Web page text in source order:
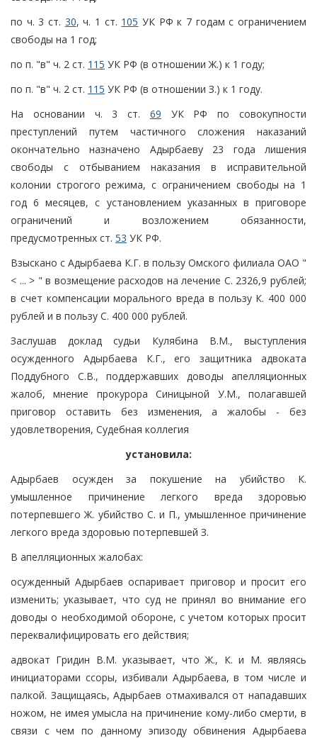
по ч. 3 ст. 30, ч. 1 ст. 105 УК РФ к 7 годам с ограничением
свободы на 1 год;
по п. "в" ч. 2 ст. 115 УК РФ (в отношении Ж.) к 1 году;
по п. "в" ч. 2 ст. 115 УК РФ (в отношении З.) к 1 году.
На основании ч. 3 ст. 69 УК РФ по совокупности
преступлений путем частичного сложения наказаний
окончательно назначено Адырбаеву 23 года лишения
свободы с отбыванием наказания в исправительной
колонии строгого режима, с ограничением свободы на 1
год 6 месяцев, с установлением указанных в приговоре
ограничений и возложением обязанности,
предусмотренных ст. 53 УК РФ.
Взыскано с Адырбаева К.Г. в пользу Омского филиала ОАО "
< ... > " в возмещение расходов на лечение С. 2326,9 рублей;
в счет компенсации морального вреда в пользу К. 400 000
рублей и в пользу С. 400 000 рублей.
Заслушав доклад судьи Кулябина В.М., выступления
осужденного Адырбаева К.Г., его защитника адвоката
Поддубного С.В., поддержавших доводы апелляционных
жалоб, мнение прокурора Синицыной У.М., полагавшей
приговор оставить без изменения, а жалобы - без
удовлетворения, Судебная коллегия
установила:
Адырбаев осужден за покушение на убийство К.
умышленное причинение легкого вреда здоровью
потерпевшего Ж. убийство С. и П., умышленное причинение
легкого вреда здоровью потерпевшей З.
В апелляционных жалобах:
осужденный Адырбаев оспаривает приговор и просит его
изменить; указывает, что суд не принял во внимание его
доводы о необходимой обороне, с учетом которых просит
переквалифицировать его действия;
адвокат Гридин В.М. указывает, что Ж., К. и М. являясь
инициаторами ссоры, избивали Адырбаева, в том числе и
палкой. Защищаясь, Адырбаев отмахивался от нападавших
ножом, не имея умысла на причинение кому-либо смерти, в
связи с чем по данному эпизоду обвинения Адырбаева